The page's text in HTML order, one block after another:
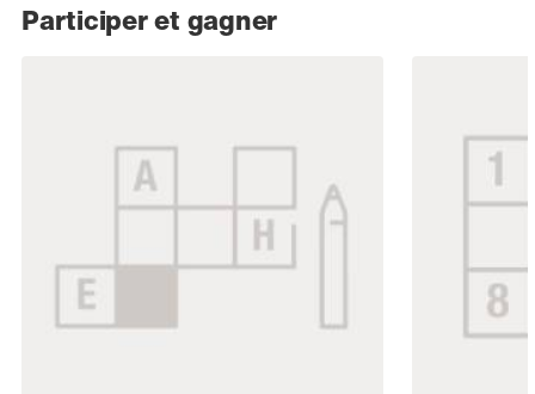
Participer et gagner